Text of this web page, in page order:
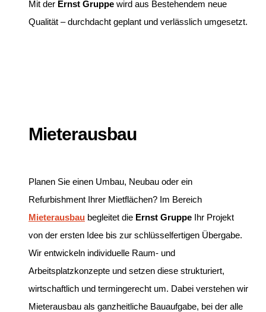
Mit der Ernst Gruppe wird aus Bestehendem neue
Qualität – durchdacht geplant und verlässlich umgesetzt.
Mieterausbau
Planen Sie einen Umbau, Neubau oder ein
Refurbishment Ihrer Mietflächen? Im Bereich
Mieterausbau begleitet die Ernst Gruppe Ihr Projekt
von der ersten Idee bis zur schlüsselfertigen Übergabe.
Wir entwickeln individuelle Raum- und
Arbeitsplatzkonzepte und setzen diese strukturiert,
wirtschaftlich und termingerecht um. Dabei verstehen wir
Mieterausbau als ganzheitliche Bauaufgabe, bei der alle